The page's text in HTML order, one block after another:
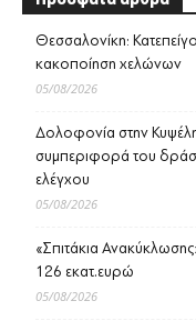
Θεσσαλονίκη:
κακοποίηση χελώνων
05/08/2026
Δολοφονία στην
συμπεριφορά του
ελέγχου
05/08/2026
«Σπιτάκια
126 εκατ.ευρώ
05/08/2026